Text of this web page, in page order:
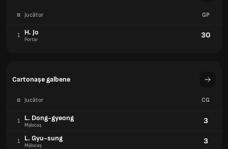
# Jucător GP
1 H. Jo
Portar 30
Cartonașe galbene
# Jucător CG
1 L. Dong-gyeong
Mijlocaș 3
1 L. Gyu-sung
Mijlocaș 3